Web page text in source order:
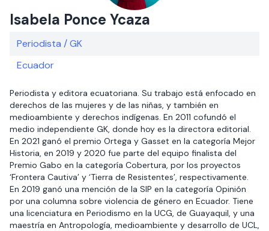
Isabela Ponce Ycaza
Periodista / GK
Ecuador
Periodista y editora ecuatoriana. Su trabajo está enfocado en
derechos de las mujeres y de las niñas, y también en
medioambiente y derechos indígenas. En 2011 cofundó el
medio independiente GK, donde hoy es la directora editorial.
En 2021 ganó el premio Ortega y Gasset en la categoría Mejor
Historia, en 2019 y 2020 fue parte del equipo finalista del
Premio Gabo en la categoría Cobertura, por los proyectos
‘Frontera Cautiva’ y ‘Tierra de Resistentes’, respectivamente.
En 2019 ganó una mención de la SIP en la categoría Opinión
por una columna sobre violencia de género en Ecuador. Tiene
una licenciatura en Periodismo en la UCG, de Guayaquil, y una
maestría en Antropología, medioambiente y desarrollo de UCL,